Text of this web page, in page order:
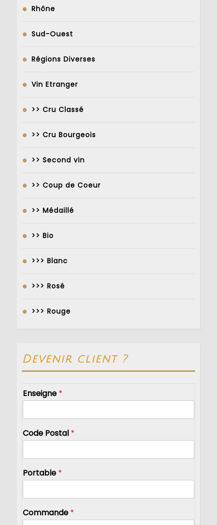
Rhône
Sud-Ouest
Régions Diverses
Vin Etranger
>> Cru Classé
>> Cru Bourgeois
>> Second vin
>> Coup de Coeur
>> Médaillé
>> Bio
>>> Blanc
>>> Rosé
>>> Rouge
Devenir client ?
Enseigne *
Code Postal *
Portable *
Commande *